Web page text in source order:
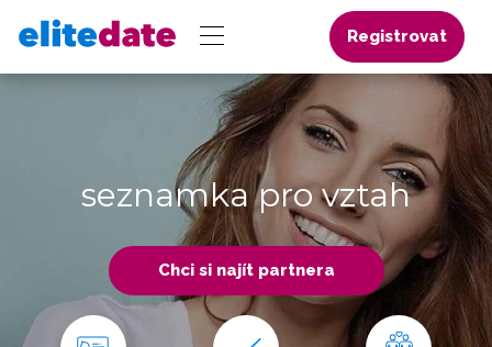
Registrovat
seznamka pro vztah
Chci si najít partnera